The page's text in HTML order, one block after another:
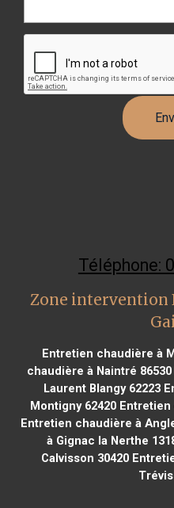
Téléphone:
Zone intervention
Entretien chaudière à
chaudière à Naintré 86530
Laurent Blangy 62223
Montigny 62420Entretien
Entretien chaudière à
à Gignac la Nerthe
Calvisson 30420